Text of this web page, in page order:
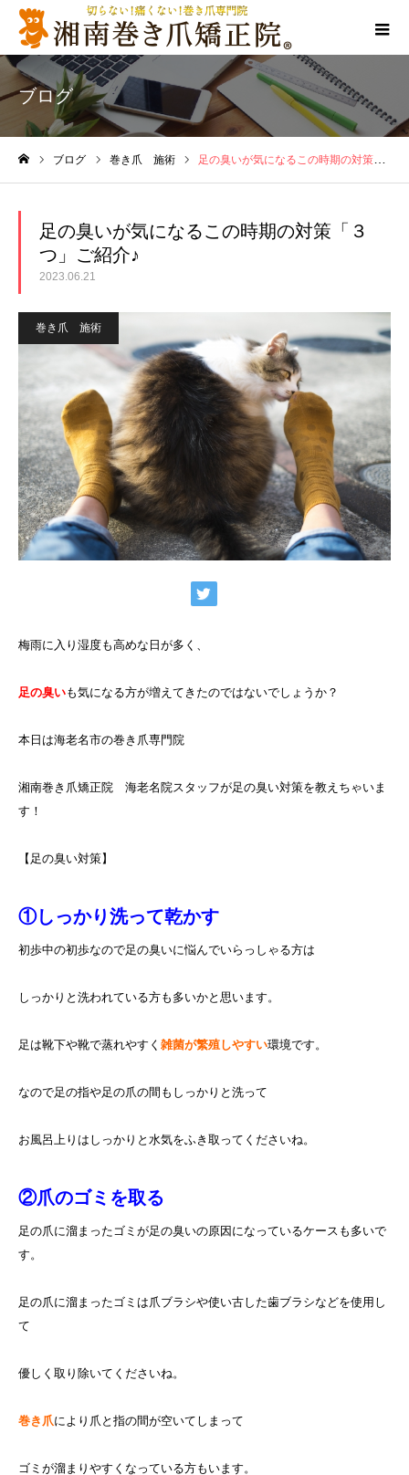
ブログ
ブログ 巻き爪 施術 足の臭いが気になるこの時期の対策「３つ」ご紹介♪
足の臭いが気になるこの時期の対策「３
つ」ご紹介♪
2023.06.21
巻き爪 施術
梅雨に入り湿度も高めな日が多く、
足の臭いも気になる方が増えてきたのではないでしょうか？
本日は海老名市の巻き爪専門院
湘南巻き爪矯正院 海老名院スタッフが足の臭い対策を教えちゃいま
す！
【足の臭い対策】
①しっかり洗って乾かす
初歩中の初歩なので足の臭いに悩んでいらっしゃる方は
しっかりと洗われている方も多いかと思います。
足は靴下や靴で蒸れやすく 雑菌が繁殖しやすい環境です。
なので足の指や足の爪の間もしっかりと洗って
お風呂上りはしっかりと水気をふき取ってくださいね。
②爪のゴミを取る
足の爪に溜まったゴミが足の臭いの原因になっているケースも多いで
す。
足の爪に溜まったゴミは爪ブラシや使い古した歯ブラシなどを使用し
て
優しく取り除いてくださいね。
巻き爪により爪と指の間が空いてしまって
ゴミが溜まりやすくなっている方もいます。